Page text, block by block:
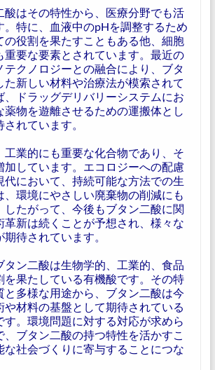
酸はその特性から、医療分野でも活
。特に、血液中のpHを調整するため
の役割を果たすこともある他、細胞
重要な要素とされています。最近の
テクノロジーとの融合により、ブタ
た新しい材料や治療法が模索されて
、ドラッグデリバリーシステムにお
薬物を遊離させるための運搬体とし
れています。
工業的にも重要な化合物であり、そ
加しています。エコロジーへの配慮
代において、持続可能な方法での生
、環境にやさしい廃棄物の削減にも
したがって、今後もブタン二酸に関
革新は続くことが予想され、様々な
待されています。
タン二酸は生物学的、工業的、食品
を果たしている有機酸です。その特
と多様な用途から、ブタン二酸は今
や材料の基盤として期待されている
す。環境問題に対する対応が求めら
、ブタン二酸の持つ特性を活かすこ
な社会づくりに寄与することにつな